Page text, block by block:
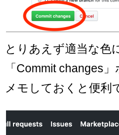
とりあえず適当な色
「Commit changes
メモしておくと便利